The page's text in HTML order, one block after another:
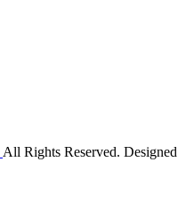
All Rights Reserved. Designed